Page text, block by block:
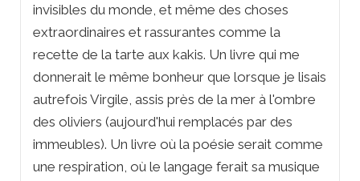
invisibles du monde, et même des choses
extraordinaires et rassurantes comme la
recette de la tarte aux kakis. Un livre qui me
donnerait le même bonheur que lorsque je lisais
autrefois Virgile, assis près de la mer à l'ombre
des oliviers (aujourd'hui remplacés par des
immeubles). Un livre où la poésie serait comme
une respiration, où le langage ferait sa musique